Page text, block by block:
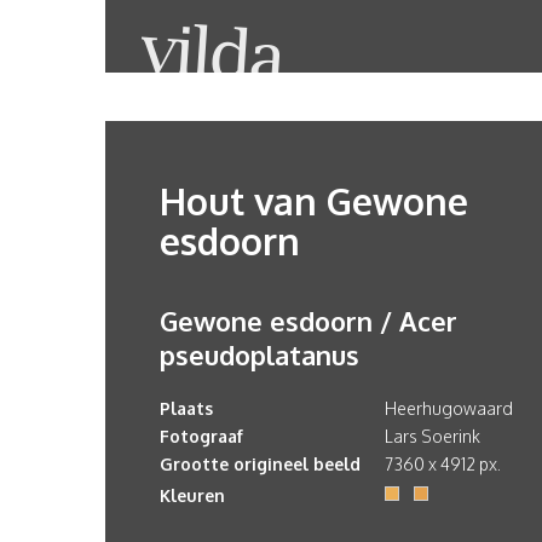
Hout van Gewone
esdoorn
Gewone esdoorn / Acer
pseudoplatanus
Plaats
Heerhugowaard
Fotograaf
Lars Soerink
Grootte origineel beeld
7360 x 4912 px.
Kleuren